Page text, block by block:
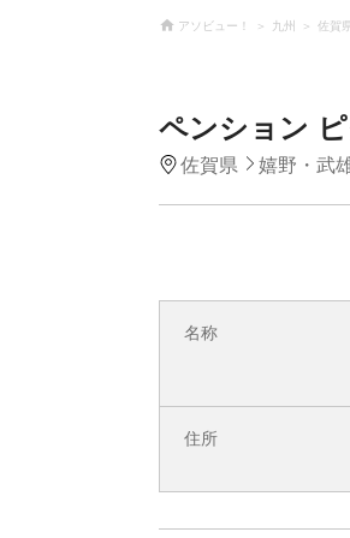
アソビュー！ 九州 佐賀
ペンション
佐賀県 嬉野・武
名称
住所